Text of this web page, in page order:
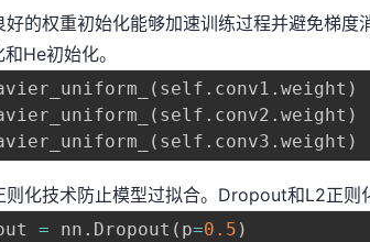
好的权重初始化能够加速训练过程并避免梯
He初始化。
( self . conv1 .weight )
( self . conv2 .weight )
( self . conv3 .weight )
则化技术防止模型过拟合。Dropout和L2正则
= nn . Dropout ( p=0.5 )